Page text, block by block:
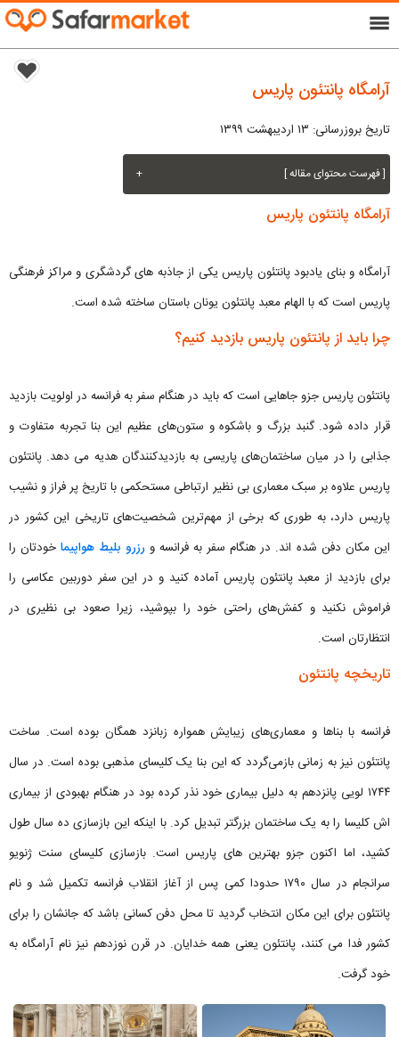
menu
آرامگاه پانتئون پاریس
تاریخ بروزرسانی: ۱۳ اردیبهشت ۱۳۹۹
[ فهرست محتوای مقاله ] +
آرامگاه پانتئون پاریس
آرامگاه و بنای یادبود پانتئون پاریس یکی از جاذبه های گردشگری و مراکز فرهنگی
پاریس است که با الهام معبد پانتئون یونان باستان ساخته شده است.
چرا باید از پانتئون پاریس بازدید کنیم؟
پانتئون پاریس جزو جاهایی است که باید در هنگام سفر به فرانسه در اولویت بازدید
قرار داده شود. گنبد بزرگ و باشکوه و ستون‌های عظیم این بنا تجربه متفاوت و
جذابی را در میان ساختمان‌های پاریسی به بازدیدکنندگان هدیه می دهد. پانتئون
پاریس علاوه بر سبک معماری بی نظیر ارتباطی مستحکمی با تاریخ پر فراز و نشیب
پاریس دارد، به طوری که برخی از مهم‌ترین شخصیت‌های تاریخی این کشور در
این مکان دفن شده اند. در هنگام سفر به فرانسه و رزرو بلیط هواپیماخودتان را
برای بازدید از معبد پانتئون پاریس آماده کنید و در این سفر دوربین عکاسی را
فراموش نکنید و کفش‌های راحتی خود را بپوشید، زیرا صعود بی نظیری در
انتظارتان است.
تاریخچه پانتئون
فرانسه با بناها و معماری‌های زیبایش همواره زبانزد همگان بوده است. ساخت
پانتئون نیز به زمانی بازمی‌گردد که این بنا یک کلیسای مذهبی بوده است. در سال
۱۷۴۴ لویی پانزدهم به دلیل بیماری خود نذر کرده بود در هنگام بهبودی از بیماری
اش كلیسا را به یک ساختمان بزرگتر تبدیل کرد. با اینکه این بازسازی ده سال طول
کشید، اما اکنون جزو بهترین های پاریس است. بازسازی کلیسای سنت ژنویو
سرانجام در سال ۱۷۹۰ حدودا کمی پس از آغاز انقلاب فرانسه تکمیل شد و نام
پانتئون برای این مکان انتخاب گردید تا محل دفن کسانی باشد که جانشان را برای
کشور فدا می کنند، پانتئون یعنی همه خدایان. در قرن نوزدهم نیز نام آرامگاه به
خود گرفت.